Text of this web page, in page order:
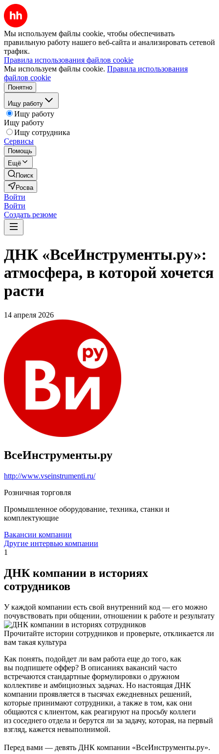
Мы используем файлы cookie, чтобы обеспечивать
правильную работу нашего веб-сайта и анализировать сетевой
трафик.
Правила использования файлов cookie
Мы используем файлы cookie. Правила использования
файлов cookie
Понятно
Ищу работу
Ищу работу
Ищу работу
Ищу сотрудника
Сервисы
Помощь
Ещё
Поиск
Росва
Войти
Войти
Создать резюме
ДНК «ВсеИнструменты.ру»:
атмосфера, в которой хочется
расти
14 апреля 2026
ВсеИнструменты.ру
http://www.vseinstrumenti.ru/
Розничная торговля
Промышленное оборудование, техника, станки и
комплектующие
Вакансии компании
Другие интервью компании
1
ДНК компании в историях
сотрудников
У каждой компании есть свой внутренний код — его можно
почувствовать при общении, отношении к работе и результату
Прочитайте истории сотрудников и проверьте, откликается ли
вам такая культура
Как понять, подойдет ли вам работа еще до того, как
вы подпишете оффер? В описаниях вакансий часто
встречаются стандартные формулировки о дружном
коллективе и амбициозных задачах. Но настоящая ДНК
компании проявляется в тысячах ежедневных решений,
которые принимают сотрудники, а также в том, как они
общаются с клиентом, как реагируют на просьбу коллеги
из соседнего отдела и берутся ли за задачу, которая, на первый
взгляд, кажется невыполнимой.
Перед вами — девять ДНК компании «ВсеИнструменты.ру».